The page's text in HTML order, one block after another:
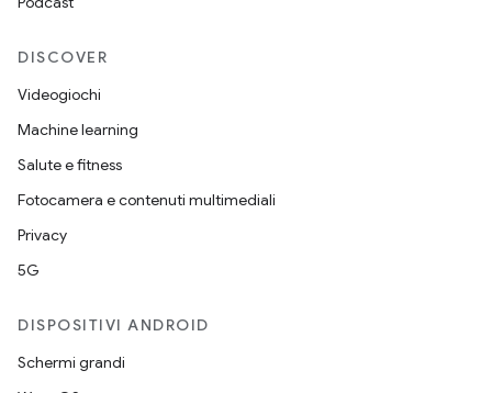
DISCOVER
Videogiochi
Machine learning
Salute e fitness
Fotocamera e contenuti multimediali
Privacy
5G
DISPOSITIVI ANDROID
Schermi grandi